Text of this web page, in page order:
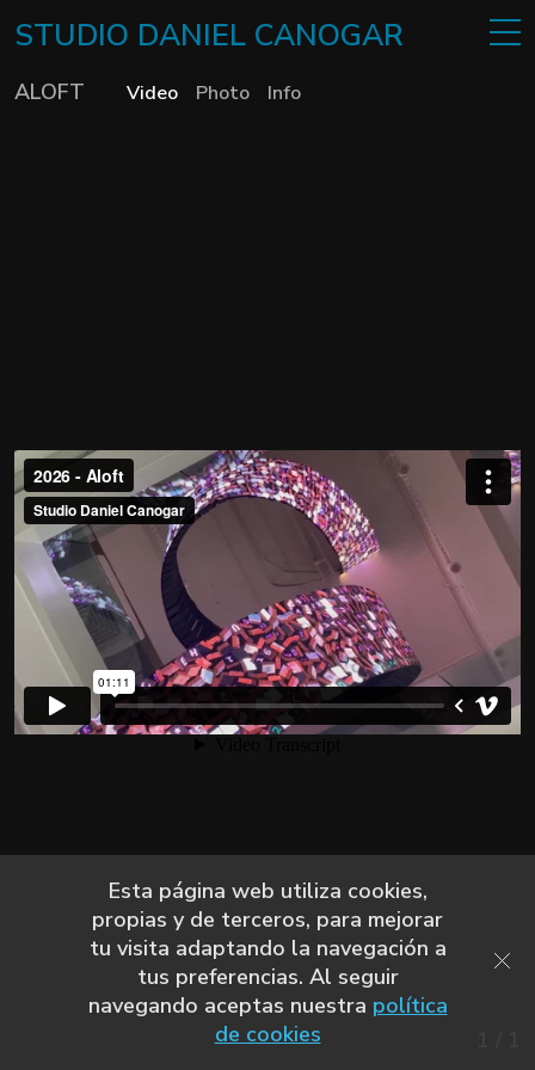
STUDIO DANIEL CANOGAR
ALOFT Video Photo Info
Esta página web utiliza cookies,
propias y de terceros, para mejorar
tu visita adaptando la navegación a
tus preferencias. Al seguir
navegando aceptas nuestra política
de cookies